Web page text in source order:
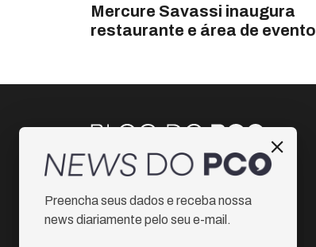
Mercure Savassi inaugura
restaurante e área de evento
Instagram
Facebook
Preencha seus dados e receba nossa
news diariamente pelo seu e-mail.